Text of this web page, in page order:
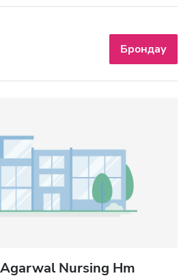
Брондау
Nursing Hm